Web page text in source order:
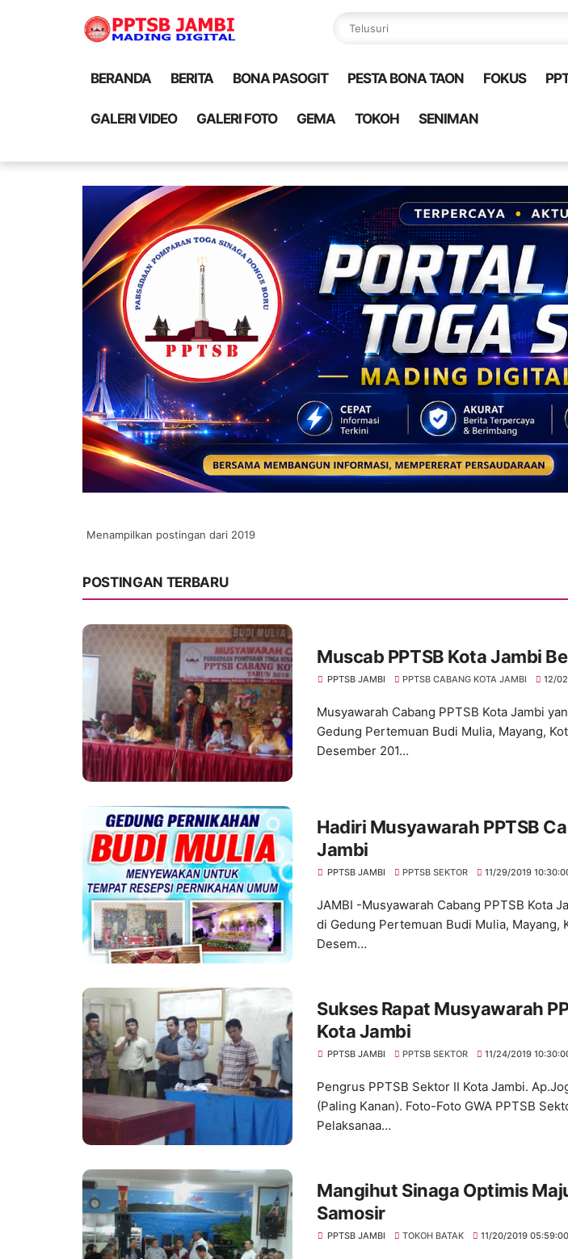
BERANDA BERITA BONA PASOGIT PESTA BONA TAON FOKUS
GALERI VIDEO GALERI FOTO GEMA TOKOH SENIMAN
Menampilkan postingan dari 2019
POSTINGAN TERBARU
Muscab PPTSB Kota Jambi
PPTSB JAMBI PPTSB CABANG KOTA JAMBI 12/
Musyawarah Cabang PPTSB Kota Jambi
Gedung Pertemuan Budi Mulia, Mayang,
Desember 201…
Hadiri Musyawarah PPTSB
Jambi
PPTSB JAMBI PPTSB SEKTOR 11/29/2019
JAMBI -Musyawarah Cabang PPTSB Kota
di Gedung Pertemuan Budi Mulia, Mayang,
Desem…
Sukses Rapat Musyawarah
Kota Jambi
PPTSB JAMBI PPTSB SEKTOR 11/24/2019
Pengrus PPTSB Sektor II Kota Jambi.
(Paling Kanan). Foto-Foto GWA PPTSB
Pelaksanaa…
Mangihut Sinaga Optimis
Samosir
PPTSB JAMBI TOKOH BATAK 11/20/2019